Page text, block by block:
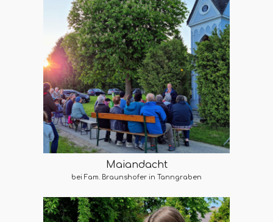
Maiandacht
bei Fam. Braunshofer in Tanngraben